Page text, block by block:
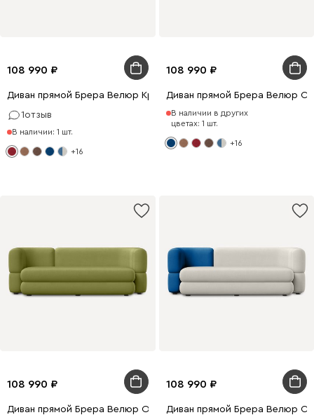
108 990
Диван прямой Брера Велюр Красный
1отзыв
В наличии: 1 шт.
+16
108 990
Диван прямой Брера Велюр
В наличии в других
цветах: 1 шт.
+16
108 990
Диван прямой Брера Велюр Оливковый
108 990
Диван прямой Брера Велюр